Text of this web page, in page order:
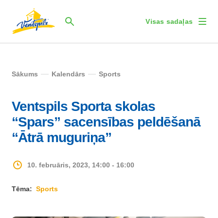
Visas sadaļas
Sākums Kalendārs Sports
Ventspils Sporta skolas
“Spars” sacensības peldēšanā
“Ātrā muguriņa”
10. februāris, 2023, 14:00 - 16:00
Tēma: Sports